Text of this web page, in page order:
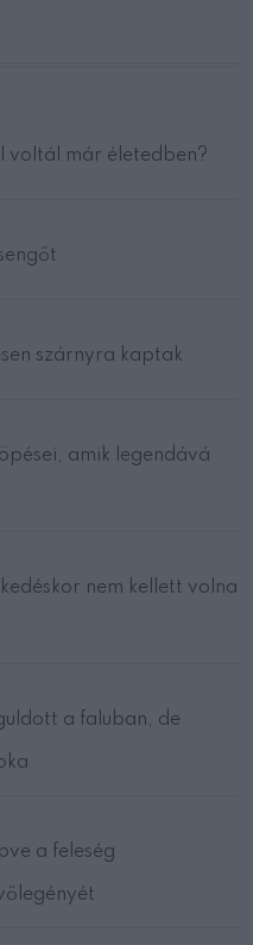
voltál már életedben?
szárnyra kaptak
amik legendává
nem kellett volna
a faluban, de
a feleség